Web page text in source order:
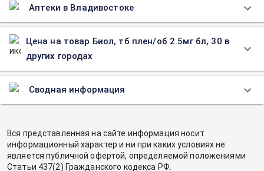
Аптеки в Владивостоке
Цена на товар Биол, тб плен/об 2.5мг бл, 30 в
других городах
Сводная информация
Вся представленная на сайте информация носит
информационный характер и ни при каких условиях не
является публичной офертой, определяемой положениями
Статьи 437(2) Гражданского кодекса РФ.